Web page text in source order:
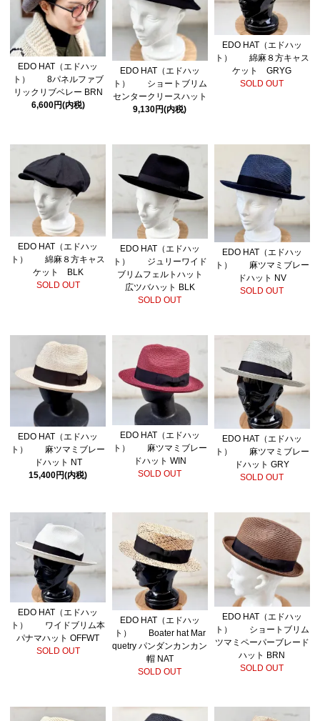
EDO HAT（エドハッ
ト） 8パネルファブ
リックリブベレー BRN
6,600円(内税)
EDO HAT（エドハッ
ト） ショートブリム
センタークリースハット
9,130円(内税)
EDO HAT（エドハッ
ト） 綿麻８方キャス
ケット GRYG
SOLD OUT
EDO HAT（エドハッ
ト） 綿麻８方キャス
ケット BLK
SOLD OUT
EDO HAT（エドハッ
ト） ジュリーワイド
ブリムフェルトハット
広ツバハット BLK
SOLD OUT
EDO HAT（エドハッ
ト） 麻ツマミブレー
ドハット NV
SOLD OUT
EDO HAT（エドハッ
ト） 麻ツマミブレー
ドハット NT
15,400円(内税)
EDO HAT（エドハッ
ト） 麻ツマミブレー
ドハット WIN
SOLD OUT
EDO HAT（エドハッ
ト） 麻ツマミブレー
ドハット GRY
SOLD OUT
EDO HAT（エドハッ
ト） ワイドブリム本
パナマハット OFFWT
SOLD OUT
EDO HAT（エドハッ
ト） Boater hat Mar
quetry パンダンカンカン
帽 NAT
SOLD OUT
EDO HAT（エドハッ
ト） ショートブリム
ツマミペーパーブレード
ハット BRN
SOLD OUT